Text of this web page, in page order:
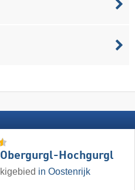
Hochgurgl
in Oostenrijk